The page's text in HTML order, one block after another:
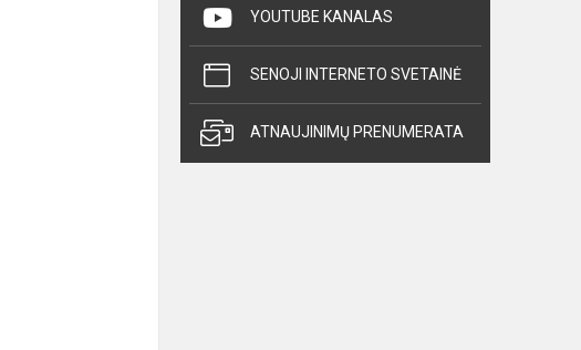
YOUTUBE KANALAS
SENOJI INTERNETO SVETAINĖ
ATNAUJINIMŲ PRENUMERATA